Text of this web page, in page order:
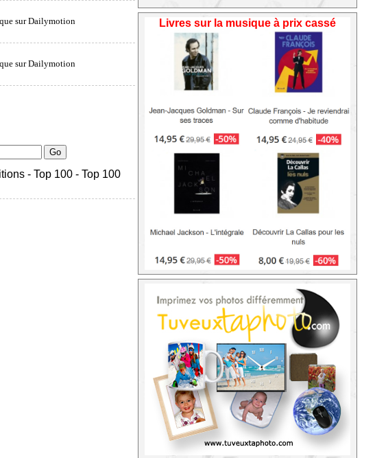
- Top 100 - Top 100
Livres sur la musique à prix cassé